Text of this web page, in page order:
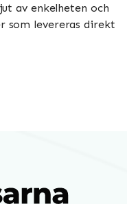
av enkelheten och
som levereras direkt